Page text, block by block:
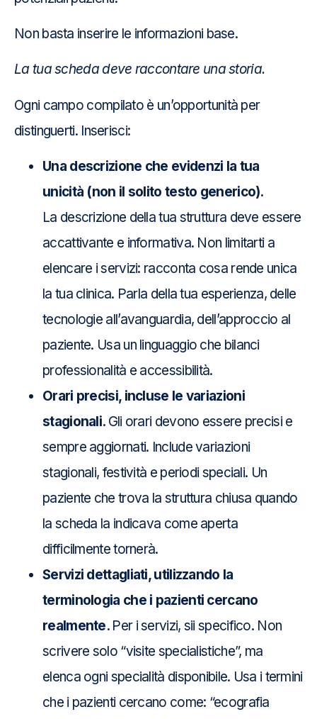
Non basta inserire le informazioni base.
La tua scheda deve raccontare una storia.
Ogni campo compilato è un’opportunità per
distinguerti. Inserisci:
Una descrizione che evidenzi la tua
unicità (non il solito testo generico).
La descrizione della tua struttura deve essere
accattivante e informativa. Non limitarti a
elencare i servizi: racconta cosa rende unica
la tua clinica. Parla della tua esperienza, delle
tecnologie all’avanguardia, dell’approccio al
paziente. Usa un linguaggio che bilanci
professionalità e accessibilità.
Orari precisi, incluse le variazioni
stagionali. Gli orari devono essere precisi e
sempre aggiornati. Include variazioni
stagionali, festività e periodi speciali. Un
paziente che trova la struttura chiusa quando
la scheda la indicava come aperta
difficilmente tornerà.
Servizi dettagliati, utilizzando la
terminologia che i pazienti cercano
realmente. Per i servizi, sii specifico. Non
scrivere solo “visite specialistiche”, ma
elenca ogni specialità disponibile. Usa i termini
che i pazienti cercano come: “ecografia